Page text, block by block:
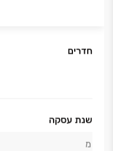
חדרים
שנת עסקה